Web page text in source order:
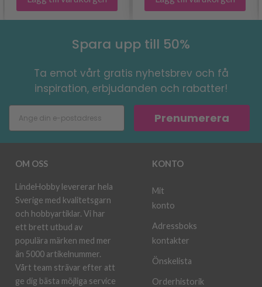
Spara upp till 50%
Ta emot vårt gratis nyhetsbrev och få
inspiration, erbjudanden och rabatter!
Prenumerera
OM OSS
LindeHobby levererar hela
Sverige med kvalitetsgarn
och hobbyartiklar. Vi har
ett brett utbud av
populära märken med mer
än 5000 artikelnummer.
Vårt team strävar efter att
ge dig bästa möjliga service
KONTO
Mit
konto
Adressboks
kontakter
Önskelista
Orderhistorik